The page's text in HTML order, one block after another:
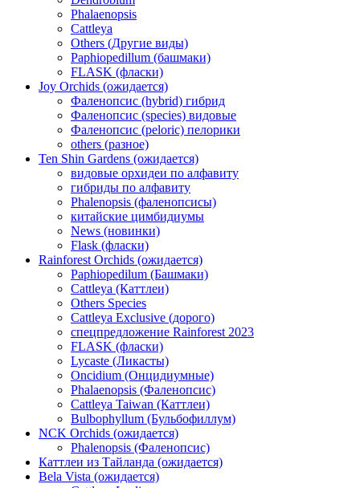
Phalaenopsis
Cattleya
Others (Другие виды)
Paphiopedillum (башмаки)
FLASK (фласки)
Joy Orchids (ожидается)
Фаленопсис (hybrid) гибрид
Фаленопсис (species) видовые
Фаленопсис (peloric) пелорики
others (разное)
Ten Shin Gardens (ожидается)
видовые орхидеи по алфавиту
гибриды по алфавиту
Phalenopsis (фаленопсисы)
китайские цимбидиумы
News (новинки)
Flask (фласки)
Rainforest Orchids (ожидается)
Paphiopedilum (Башмаки)
Cattleya (Каттлеи)
Others Species
Cattleya Exclusive (дорого)
спецпредложение Rainforest 2023
FLASK (фласки)
Lycaste (Ликасты)
Oncidium (Онцидиумные)
Phalaenopsis (Фаленопсис)
Cattleya Taiwan (Каттлеи)
Bulbophyllum (Бульбофиллум)
NCK Orchids (ожидается)
Phalenopsis (Фаленопсис)
Каттлеи из Тайланда (ожидается)
Bela Vista (ожидается)